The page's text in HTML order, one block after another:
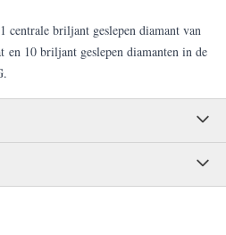
centrale briljant geslepen diamant van
10 briljant geslepen diamanten in de